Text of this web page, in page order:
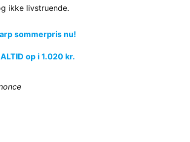
ikke livstruende.
sommerpris nu!
op i 1.020 kr.